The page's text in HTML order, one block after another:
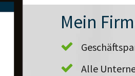
Mein
Alle